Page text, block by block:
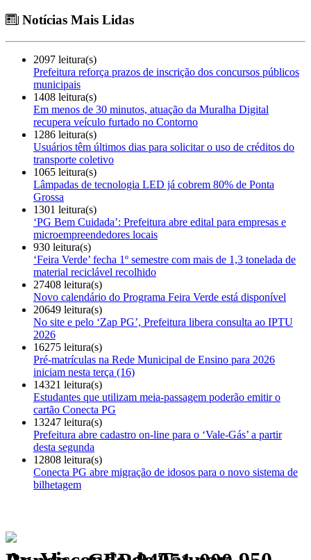
Notícias Mais Lidas
2097 leitura(s)
Prefeitura reforça prazos de inscrição dos concursos públicos
municipais
1408 leitura(s)
Em menos de 30 minutos, atuação da Muralha Digital
recupera veículo furtado no Contorno
1286 leitura(s)
Usuários têm últimos dias para solicitar o uso de créditos do
transporte coletivo
1065 leitura(s)
Lâmpadas de tecnologia LED já cobrem 80% de Ponta
Grossa
1301 leitura(s)
‘PG Bem Cuidada’: Prefeitura abre edital para empresas e
microempreendedores locais
930 leitura(s)
‘Feira Verde’ fecha 1º semestre com mais de 1,3 tonelada de
material reciclável recolhido
27408 leitura(s)
Novo calendário do Programa Feira Verde está disponível
20649 leitura(s)
No site e pelo ‘Zap PG’, Prefeitura libera consulta ao IPTU
2026
16275 leitura(s)
Pré-matrículas na Rede Municipal de Ensino para 2026
iniciam nesta terça (16)
14321 leitura(s)
Estudantes que utilizam meia-passagem poderão emitir o
cartão Conecta PG
13247 leitura(s)
Prefeitura abre cadastro on-line para o ‘Vale-Gás’ a partir
desta segunda
12808 leitura(s)
Conecta PG abre migração de idosos para o novo sistema de
bilhetagem